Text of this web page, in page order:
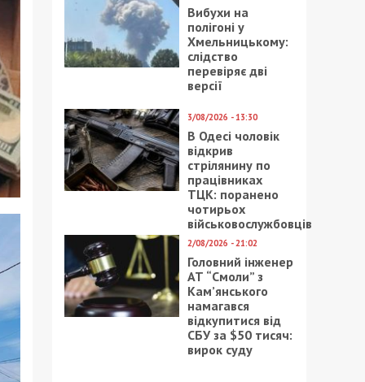
Вибухи на
полігоні у
Хмельницькому:
слідство
перевіряє дві
версії
3/08/2026 - 13:30
В Одесі чоловік
відкрив
стрілянину по
працівниках
ТЦК: поранено
чотирьох
військовослужбовців
2/08/2026 - 21:02
Головний інженер
АТ “Смоли” з
Кам’янського
намагався
відкупитися від
СБУ за $50 тисяч:
вирок суду